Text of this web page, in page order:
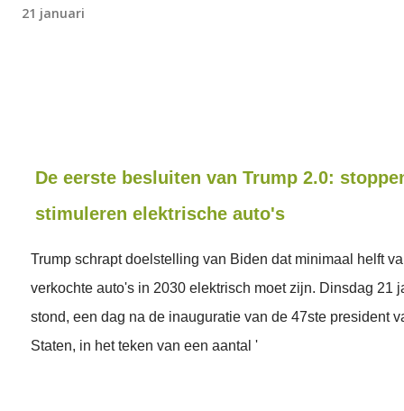
21 januari
De eerste besluiten van Trump 2.0:
stimuleren elektrische auto's
Trump schrapt doelstelling van Biden dat minimaal helft
verkochte auto's in 2030 elektrisch moet zijn. Dinsdag 21
stond, een dag na de inauguratie van de 47ste president
Staten, in het teken van een aantal '